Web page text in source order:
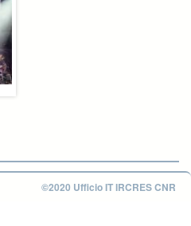
©2020 Ufficio IT IRCRES CNR